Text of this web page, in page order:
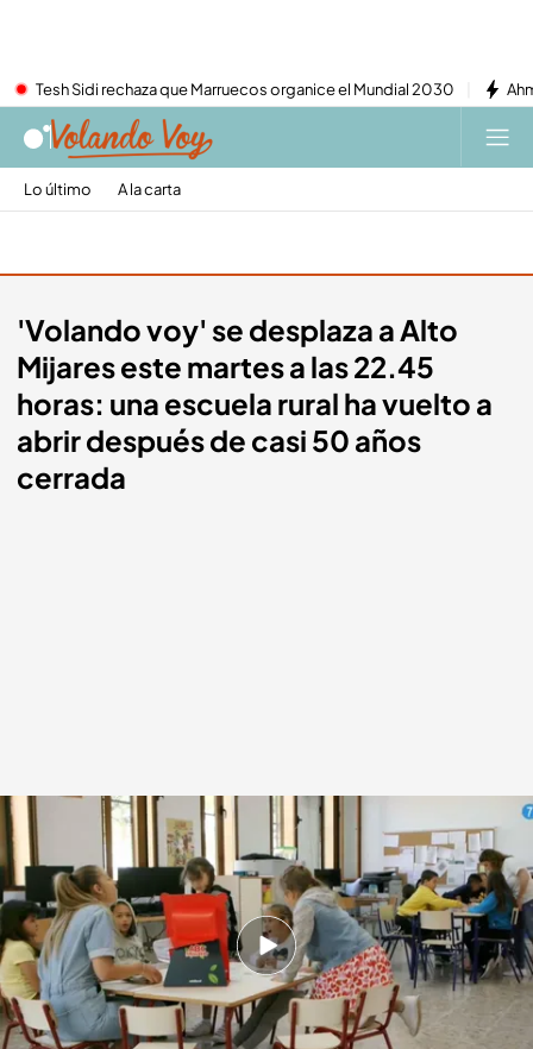
Tesh Sidi rechaza que Marruecos organice el Mundial 2030
Lo último A la carta
'Volando voy' se desplaza a Alto
Mijares este martes a las 22.45
horas: una escuela rural ha vuelto a
abrir después de casi 50 años
cerrada
Escuela rural en Alto Mijares (Castellón)
cuatro.com
14 OCT 2022 - 11:36h.
Nuevo programa de 'Volando voy', este
martes 18 de octubre a las 22.45 horas en
Cuatro